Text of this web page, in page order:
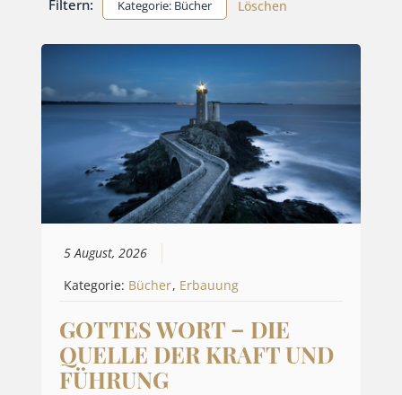
Filtern: Kategorie: Bücher Löschen
5 August, 2026
Kategorie: Bücher, Erbauung
GOTTES WORT – DIE
QUELLE DER KRAFT UND
FÜHRUNG